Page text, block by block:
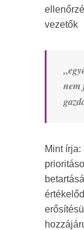
vezetők
nem
Mint